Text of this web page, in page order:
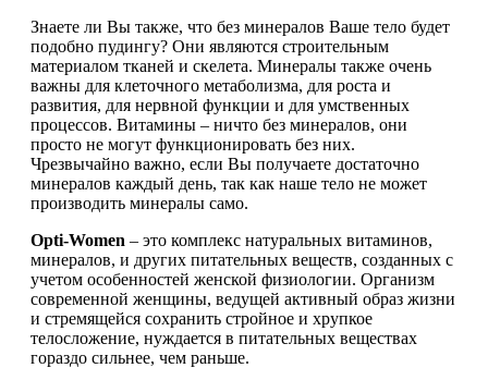
Жиросжигатели
Карнитин
Пиколинат хрома
НАЗАД
Напитки
Знаете ли Вы также, что без минералов Ваше тело будет
подобно пудингу? Они являются строительным
материалом тканей и скелета. Минералы также очень
важны для клеточного метаболизма, для роста и
развития, для нервной функции и для умственных
процессов. Витамины – ничто без минералов, они
просто не могут функционировать без них.
Чрезвычайно важно, если Вы получаете достаточно
минералов каждый день, так как наше тело не может
производить минералы само.
Opti-Women – это комплекс натуральных витаминов,
минералов, и других питательных веществ, созданных с
учетом особенностей женской физиологии. Организм
современной женщины, ведущей активный образ жизни
и стремящейся сохранить стройное и хрупкое
телосложение, нуждается в питательных веществах
гораздо сильнее, чем раньше.